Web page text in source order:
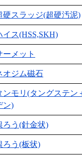
硬スラッジ(超硬汚泥)
イス(HSS,SKH)
ーメット
オジム磁石
ンモリ(タングステン
ン)
ろう(針金状)
ろう(板状)